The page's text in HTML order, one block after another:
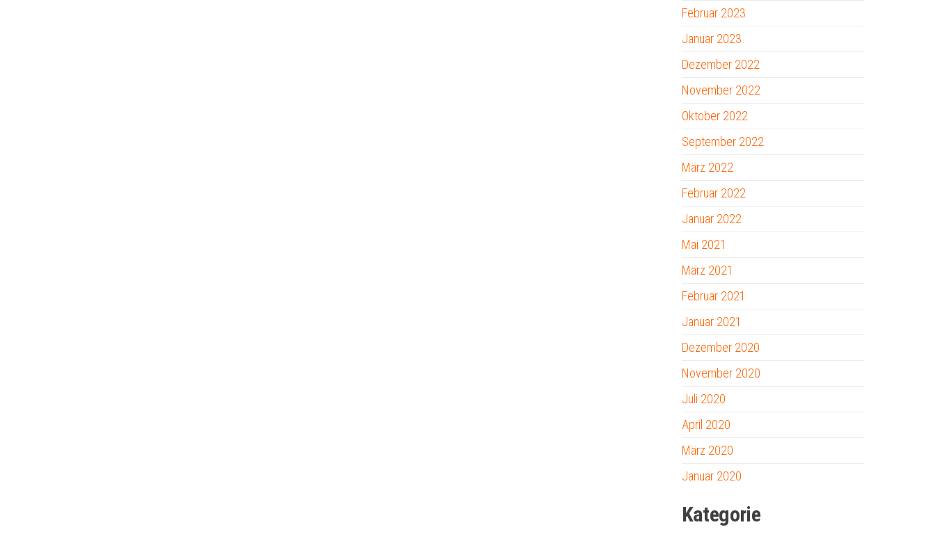
Februar 2023
Januar 2023
Dezember 2022
November 2022
Oktober 2022
September 2022
März 2022
Februar 2022
Januar 2022
Mai 2021
März 2021
Februar 2021
Januar 2021
Dezember 2020
November 2020
Juli 2020
April 2020
März 2020
Januar 2020
Kategorie